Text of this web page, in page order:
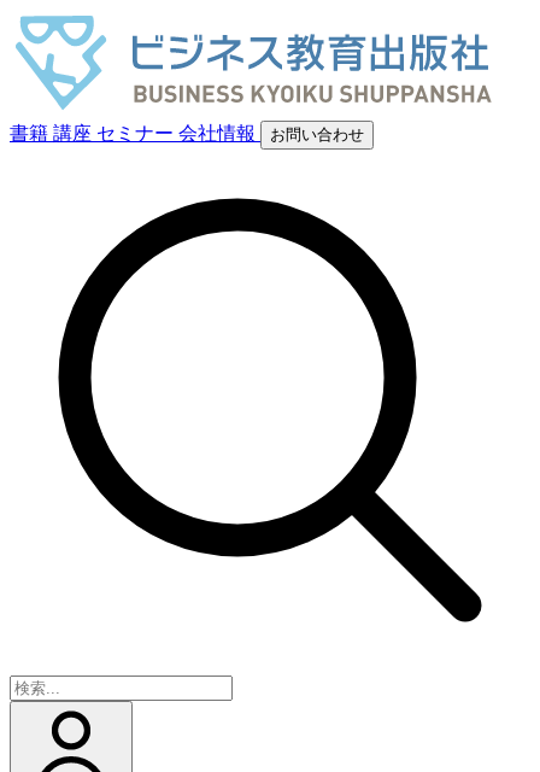
書籍 講座 セミナー 会社情報 お問い合わせ